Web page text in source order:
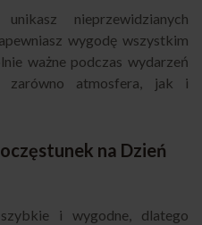
nieprzewidzianych
wygodę wszystkim
ważne podczas wydarzeń
atmosfera, jak i
na Dzień
i wygodne, dlatego